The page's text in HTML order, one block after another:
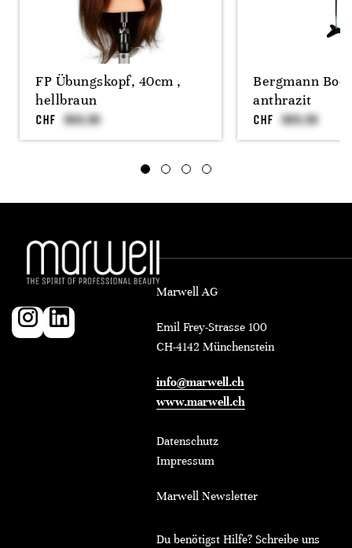
FP Übungskopf, 40cm ,
hellbraun
CHF
Bergmann
anthrazit
CHF
Marwell AG
Emil Frey-Strasse 100
CH-4142 Münchenstein
info@marwell.ch
www.marwell.ch
Datenschutz
Impressum
Marwell Newsletter
Du benötigst Hilfe? Schreibe uns